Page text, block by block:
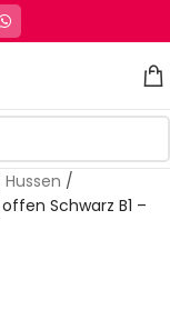
Hussen /
Schwarz B1 –